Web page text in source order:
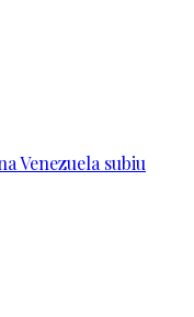
Venezuela subiu